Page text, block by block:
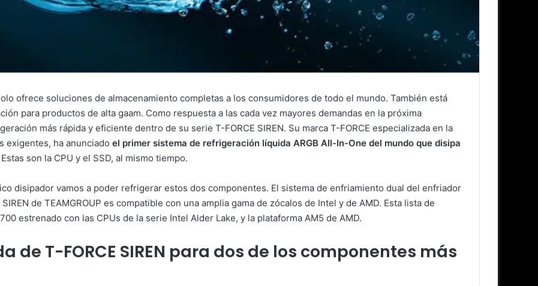
ofrece soluciones de almacenamiento completas a los consumidores de todo el mundo. También está
para productos de alta gaam. Como respuesta a las cada vez mayores demandas en la próxima
más rápida y eficiente dentro de su serie T-FORCE SIREN. Su marca T-FORCE especializada en la
exigentes, ha anunciado el primer sistema de refrigeración líquida ARGB All-In-One del mundo que disipa
Estas son la CPU y el SSD, al mismo tiempo.
disipador vamos a poder refrigerar estos dos componentes. El sistema de enfriamiento dual del enfriador
de TEAMGROUP es compatible con una amplia gama de zócalos de Intel y de AMD. Esta lista de
estrenado con las CPUs de la serie Intel Alder Lake, y la plataforma AM5 de AMD.
de T-FORCE SIREN para dos de los componentes más